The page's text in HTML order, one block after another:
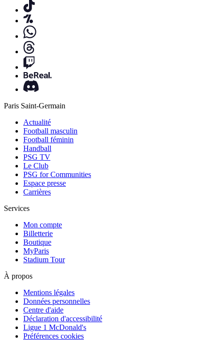
Paris Saint-Germain
Actualité
Football masculin
Football féminin
Handball
PSG TV
Le Club
PSG for Communities
Espace presse
Carrières
Services
Mon compte
Billetterie
Boutique
MyParis
Stadium Tour
À propos
Mentions légales
Données personnelles
Centre d'aide
Déclaration d'accessibilité
Ligue 1 McDonald's
Préférences cookies